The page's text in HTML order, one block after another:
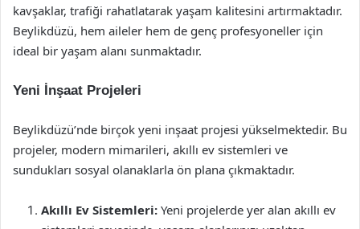
kavşaklar, trafiği rahatlatarak yaşam kalitesini artırmaktadır.
Beylikdüzü, hem aileler hem de genç profesyoneller için
ideal bir yaşam alanı sunmaktadır.
Yeni İnşaat Projeleri
Beylikdüzü’nde birçok yeni inşaat projesi yükselmektedir. Bu
projeler, modern mimarileri, akıllı ev sistemleri ve
sundukları sosyal olanaklarla ön plana çıkmaktadır.
Akıllı Ev Sistemleri: Yeni projelerde yer alan akıllı ev